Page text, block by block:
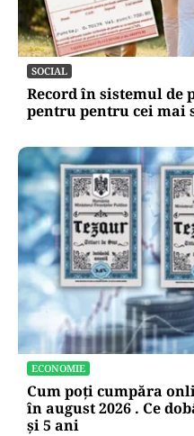
SOCIAL
Record în sistemul de
pentru pentru cei mai
ECONOMIE
Cum poți cumpăra
în august 2026 . Ce
și 5 ani